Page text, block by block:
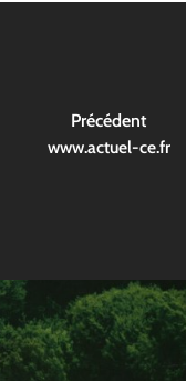
Précédent
www.actuel-ce.fr